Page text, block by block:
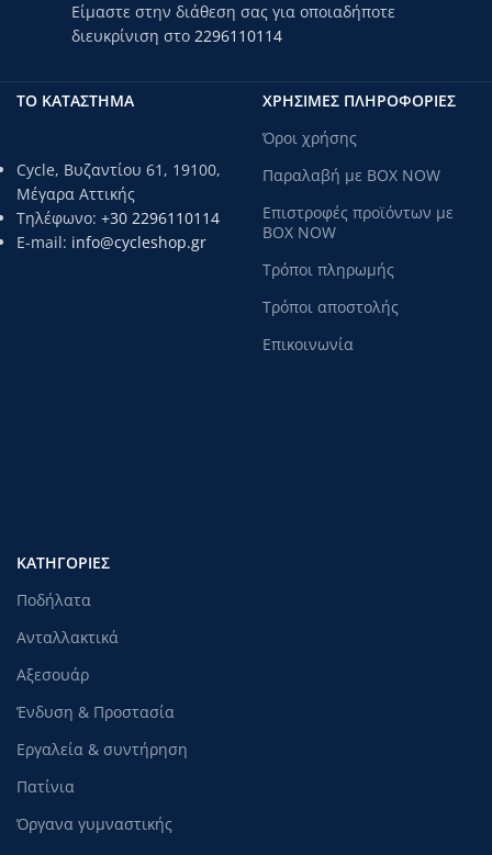
Είμαστε στην διάθεση σας για οποιαδήποτε
διευκρίνιση στο 2296110114
ΤΟ ΚΑΤΑΣΤΗΜΑ
Cycle, Βυζαντίου 61, 19100,
Μέγαρα Αττικής
Τηλέφωνο: +30 2296110114
E-mail: info@cycleshop.gr
ΧΡΗΣΙΜΕΣ ΠΛΗΡΟΦΟΡΙΕΣ
Όροι χρήσης
Παραλαβή με BOX NOW
Επιστροφές προϊόντων με
BOX NOW
Τρόποι πληρωμής
Τρόποι αποστολής
Επικοινωνία
ΚΑΤΗΓΟΡΊΕΣ
Ποδήλατα
Ανταλλακτικά
Αξεσουάρ
Ένδυση & Προστασία
Εργαλεία & συντήρηση
Πατίνια
Όργανα γυμναστικής